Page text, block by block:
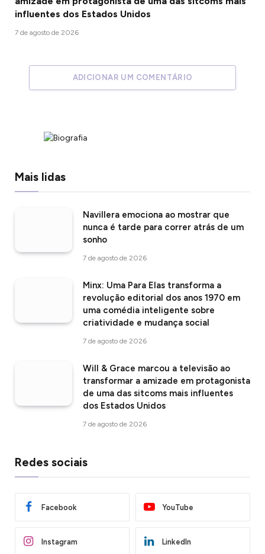
influentes dos Estados Unidos
7 de agosto de 2026
ADICIONAR UM COMENTÁRIO
Mais lidas
Navillera emociona ao mostrar que
nunca é tarde para correr atrás de um
sonho
7 de agosto de 2026
Minx: Uma Para Elas transforma a
revolução editorial dos anos 1970 em
uma comédia inteligente sobre
criatividade e mudança social
7 de agosto de 2026
Will & Grace marcou a televisão ao
transformar a amizade em protagonista
de uma das sitcoms mais influentes
dos Estados Unidos
7 de agosto de 2026
Redes sociais
Facebook YouTube
Instagram LinkedIn